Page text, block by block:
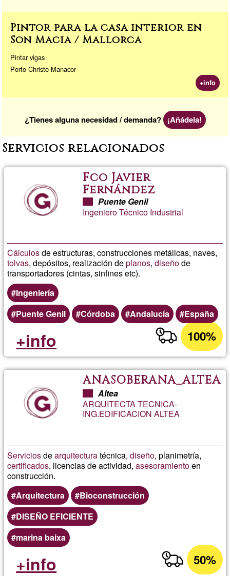
Pintor para la casa interior en
Son Macia / Mallorca
Pintar vigas
Porto Christo Manacor
+info
¿Tienes alguna necesidad / demanda? ¡Añádela!
Servicios relacionados
Fco Javier
Fernández
Puente Genil
Ingeniero Técnico Industrial
Cálculosde estructuras, construcciones metálicas, naves,
tolvas, depósitos, realización deplanos,diseñode
transportadores (cintas, sinfines etc).
Ingeniería
Puente Genil
Córdoba Andalucía España
100%
+info
ANASOBERANA_ALTEA
Altea
ARQUITECTA TECNICA-
ING.EDIFICACION ALTEA
Serviciosdearquitecturatécnica,diseño, planimetría,
certificados, licencias de actividad,asesoramientoen
construcción.
Arquitectura
Bioconstrucción
DISEÑO EFICIENTE
marina baixa
50%
+info